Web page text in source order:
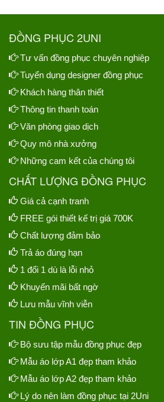
ĐỒNG PHỤC 2UNI
Tư vấn đồng phục chuyên nghiệp
Tuyển dụng designer đồng phục
Khách hàng thân thiết
Thông tin thanh toán
Văn phòng giao dịch
Quy mô nhà xưởng
Những cam kết của chúng tôi
CHẤT LƯỢNG ĐỒNG PHỤC
Giá cả cạnh tranh
FREE gói thiết kế trị giá 700K
Chất lượng đảm bảo
Trả áo đúng hạn
1 đổi 1 dù là lỗi nhỏ
Khuyến mãi bất ngờ
Lưu mẫu vĩnh viễn
TIN ĐỒNG PHỤC
Bộ sưu tập mẫu đồng phục đẹp
Mẫu áo lớp A1 đẹp tham khảo
Mẫu áo lớp A2 đẹp tham khảo
Lý do nên làm đồng phục tại 2Uni